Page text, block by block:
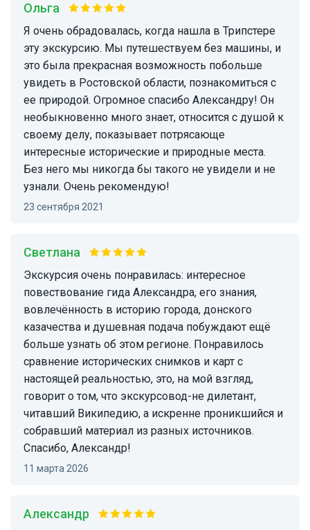
Ольга
Я очень обрадовалась, когда нашла в Трипстере
эту экскурсию. Мы путешествуем без машины, и
это была прекрасная возможность побольше
увидеть в Ростовской области, познакомиться с
ее природой. Огромное спасибо Александру! Он
необыкновенно много знает, относится с душой к
своему делу, показывает потрясающе
интересные исторические и природные места.
Без него мы никогда бы такого не увидели и не
узнали. Очень рекомендую!
23 сентября 2021
Светлана
Экскурсия очень понравилась: интересное
повествование гида Александра, его знания,
вовлечённость в историю города, донского
казачества и душевная подача побуждают ещё
больше узнать об этом регионе. Понравилось
сравнение исторических снимков и карт с
настоящей реальностью, это, на мой взгляд,
говорит о том, что экскурсовод-не дилетант,
читавший Википедию, а искренне проникшийся и
собравший материал из разных источников.
Спасибо, Александр!
11 марта 2026
Александр